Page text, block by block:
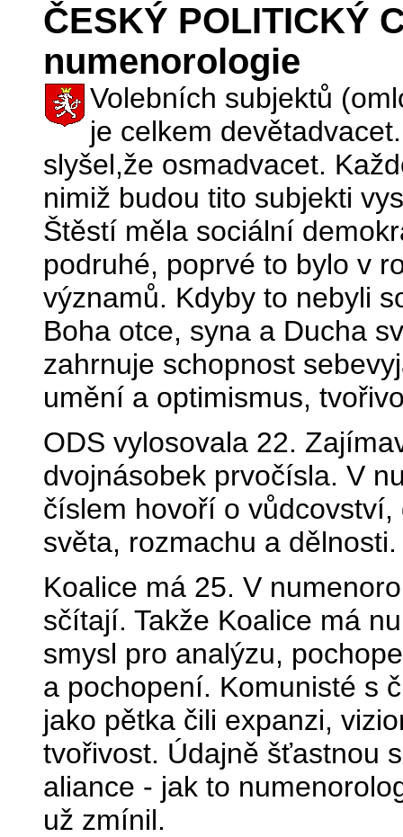
ČESKÝ POLITICKÝ
numenorologie
Volebních subjektů
je celkem
slyšel,že osmadvacet.
nimiž budou tito subjekti
Štěstí měla sociální
podruhé, poprvé to bylo v
významů. Kdyby to nebyli
Boha otce, syna a Ducha
zahrnuje schopnost
umění a optimismus,
ODS vylosovala 22.
dvojnásobek prvočísla. V
číslem hovoří o
světa, rozmachu a dělnosti.
Koalice má 25. V
sčítají. Takže Koalice má
smysl pro analýzu,
a pochopení. Komunisté s
jako pětka čili expanzi,
tvořivost. Údajně šťastnou
aliance - jak to
už zmínil.